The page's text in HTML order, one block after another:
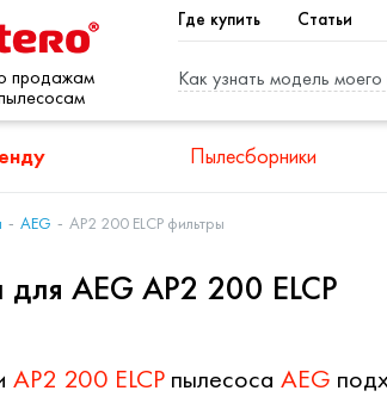
продажам
Где купить Статьи
Как узнать модель
Пылесборники
AEG AP2 200 ELCP фильтры
AEG AP2 200 ELCP
AP2 200 ELCP пылесоса AEG